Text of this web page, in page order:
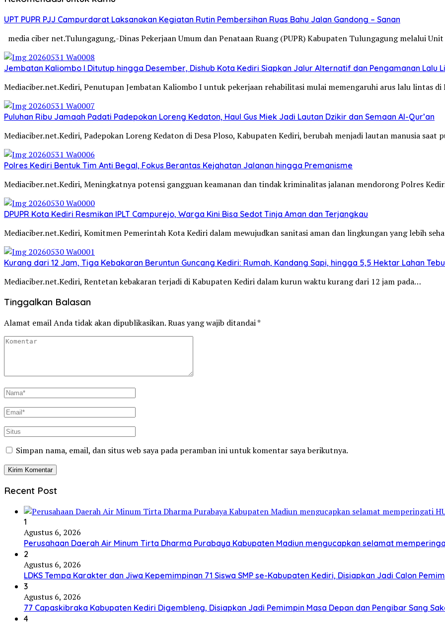
UPT PUPR PJJ Campurdarat Laksanakan Kegiatan Rutin Pembersihan Ruas Bahu Jalan Gandong – Sanan
media ciber net.Tulungagung,-Dinas Pekerjaan Umum dan Penataan Ruang (PUPR) Kabupaten Tulungagung melalui
Jembatan Kaliombo I Ditutup hingga Desember, Dishub Kota Kediri Siapkan Jalur Alternatif dan Pengamanan Lalu
Mediaciber.net.Kediri, Penutupan Jembatan Kaliombo I untuk pekerjaan rehabilitasi mulai memengaruhi arus lalu lintas
Puluhan Ribu Jamaah Padati Padepokan Loreng Kedaton, Haul Gus Miek Jadi Lautan Dzikir dan Semaan Al-Qur’an
Mediaciber.net.Kediri, Padepokan Loreng Kedaton di Desa Ploso, Kabupaten Kediri, berubah menjadi lautan manusia saat
Polres Kediri Bentuk Tim Anti Begal, Fokus Berantas Kejahatan Jalanan hingga Premanisme
Mediaciber.net.Kediri, Meningkatnya potensi gangguan keamanan dan tindak kriminalitas jalanan mendorong Polres
DPUPR Kota Kediri Resmikan IPLT Campurejo, Warga Kini Bisa Sedot Tinja Aman dan Terjangkau
Mediaciber.net.Kediri, Komitmen Pemerintah Kota Kediri dalam mewujudkan sanitasi aman dan lingkungan yang lebih
Kurang dari 12 Jam, Tiga Kebakaran Beruntun Guncang Kediri: Rumah, Kandang Sapi, hingga 5,5 Hektar Lahan
Mediaciber.net.Kediri, Rentetan kebakaran terjadi di Kabupaten Kediri dalam kurun waktu kurang dari 12 jam pada…
Tinggalkan Balasan
Alamat email Anda tidak akan dipublikasikan.Ruas yang wajib ditandai*
Simpan nama, email, dan situs web saya pada peramban ini untuk komentar saya berikutnya.
Recent Post
1
Agustus 6, 2026
Perusahaan Daerah Air Minum Tirta Dharma Purabaya Kabupaten Madiun mengucapkan selamat
2
Agustus 6, 2026
LDKS Tempa Karakter dan Jiwa Kepemimpinan 71 Siswa SMP se-Kabupaten Kediri, Disiapkan Jadi Calon
3
Agustus 6, 2026
77 Capaskibraka Kabupaten Kediri Digembleng, Disiapkan Jadi Pemimpin Masa Depan dan Pengibar Sang
4